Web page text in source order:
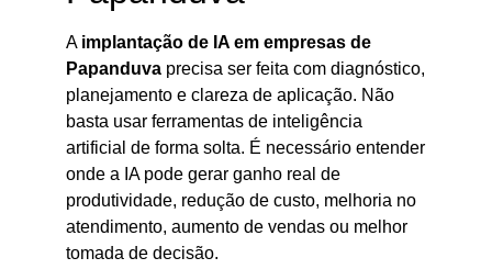
A implantação de IA em empresas de
Papanduva precisa ser feita com diagnóstico,
planejamento e clareza de aplicação. Não
basta usar ferramentas de inteligência
artificial de forma solta. É necessário entender
onde a IA pode gerar ganho real de
produtividade, redução de custo, melhoria no
atendimento, aumento de vendas ou melhor
tomada de decisão.